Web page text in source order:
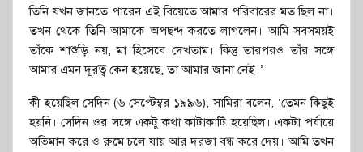
তিনি যখন জানতে পারেন এই বিয়েতে আমার পরিবারের মত ছিল না।
তখন থেকে তিনি আমাকে অপছন্দ করতে লাগলেন। আমি সবসময়ই
তাঁকে শাশুড়ি নয়, মা হিসেবে দেখতাম। কিন্তু তারপরও তাঁর সঙ্গে
আমার এমন দূরত্ব কেন হয়েছে, তা আমার জানা নেই।’
কী হয়েছিল সেদিন (৬ সেপ্টেম্বর ১৯৯৬), সামিরা বলেন, ‘তেমন কিছুই
হয়নি। সেদিন ওর সঙ্গে একটু কথা কাটাকাটি হয়েছিল। একটা পর্যায়ে
অভিমান করে ও রুমে চলে যায় আর দরজা বন্ধ করে দেয়। আমি তখন